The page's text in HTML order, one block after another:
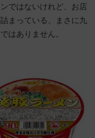
ではないけれど、お店
まっている、まさに九
はありません。